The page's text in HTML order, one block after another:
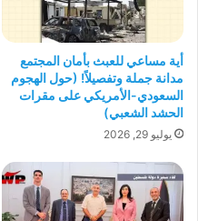
أية مساعي للعبث بأمان المجتمع
مدانة جملة وتفصيلاً! (حول الهجوم
السعودي-الأمريكي على مقرات
الحشد الشعبي)
يوليو 29, 2026